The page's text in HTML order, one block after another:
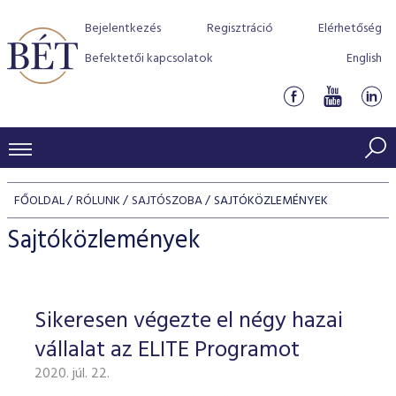
Bejelentkezés Regisztráció
Elérhetőség
Befektetői kapcsolatok
English
KERESKEDÉSI ADATOK
INDEXEK
Jelzáloglevél indexek
Vállalati kötvény indexek
Azonnali Piac
Részvények
Származékos piac
BEFEKTETŐK
Részvény szekció
Hitelpapír szekció
BÉT szabályzatok
Befektetővédelem
Alkalmazott díjstruktúra
Elszámolás
Részvény és vállalati kötvény tőzsdei bevezetését
program
BÉT Xtend - Részvénypiac egyszerűen
TŐZSDETAGOK
Tőzsdetagok, üzletkötők
VENDOROK
FŐOLDAL RÓLUNK SAJTÓSZOBA SAJTÓKÖZLEMÉNYEK
Sajtóközlemények
Sikeresen végezte el négy hazai
vállalat az ELITE Programot
2020. júl. 22.